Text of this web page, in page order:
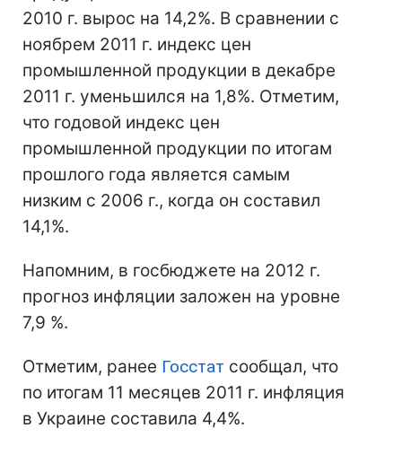
2010 г. вырос на 14,2%. В сравнении с
ноябрем 2011 г. индекс цен
промышленной продукции в декабре
2011 г. уменьшился на 1,8%. Отметим,
что годовой индекс цен
промышленной продукции по итогам
прошлого года является самым
низким с 2006 г., когда он составил
14,1%.
Напомним, в госбюджете на 2012 г.
прогноз инфляции заложен на уровне
7,9 %.
Отметим, ранее Госстат сообщал, что
по итогам 11 месяцев 2011 г. инфляция
в Украине составила 4,4%.